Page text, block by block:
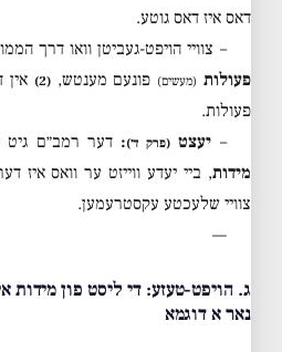
דאס איז דאס גוטע.
– צוויי הויפט-געביטן וואו דרך
פעולות (מעשים) פונעם מענטש,(2) אין
פעולות.
– יעצט (פרק ד׳): דער רמב״ם גיט
מידות, ביי יעדע ווייזט ער וואס איז
צוויי שלעכטע עקסטרעמען.
—
ג. הויפט-טעזע: די ליסט פון מידות
נאר א דוגמא